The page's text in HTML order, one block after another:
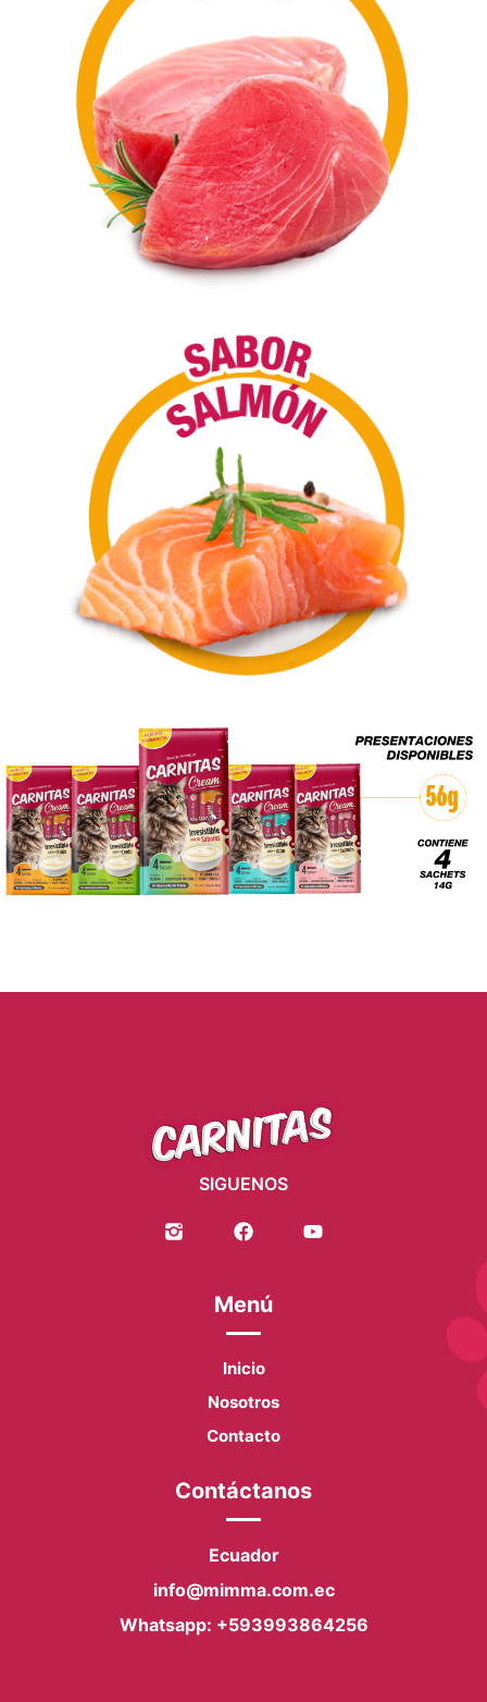
SIGUENOS
Menú
Inicio
Nosotros
Contacto
Contáctanos
Ecuador
info@mimma.com.ec
Whatsapp: +593993864256